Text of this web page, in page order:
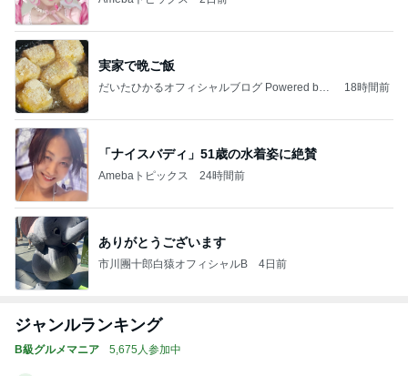
実家で晩ご飯
だいたひかるオフィシャルブログ Powered by
18時間前
「ナイスバディ」51歳の水着姿に絶賛
Amebaトピックス 24時間前
ありがとうございます
市川團十郎白猿オフィシャルB 4日前
ジャンルランキング
B級グルメマニア 5,675人参加中